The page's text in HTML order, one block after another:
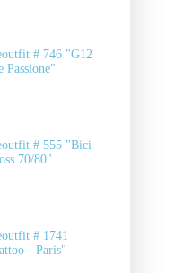
# 746 "G12
Passione"
# 555 "Bici
70/80"
# 1741
- Paris"